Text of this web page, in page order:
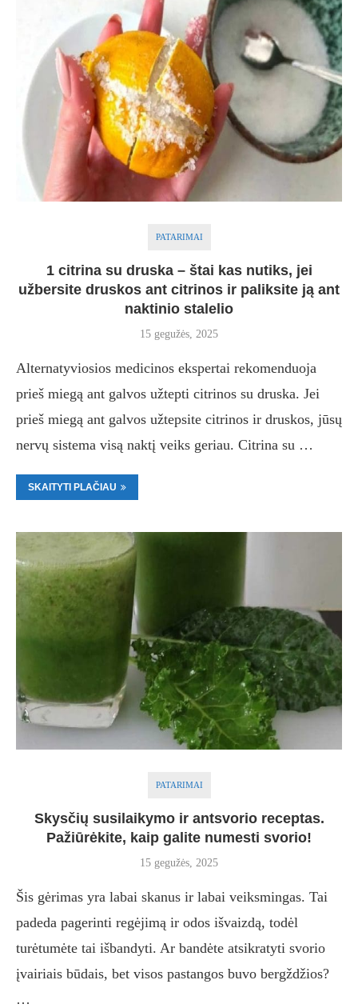
PATARIMAI
1 citrina su druska – štai kas nutiks, jei
užbersite druskos ant citrinos ir paliksite ją ant
naktinio stalelio
15 gegužės, 2025
Alternatyviosios medicinos ekspertai rekomenduoja
prieš miegą ant galvos užtepti citrinos su druska. Jei
prieš miegą ant galvos užtepsite citrinos ir druskos, jūsų
nervų sistema visą naktį veiks geriau. Citrina su …
SKAITYTI PLAČIAU
PATARIMAI
Skysčių susilaikymo ir antsvorio receptas.
Pažiūrėkite, kaip galite numesti svorio!
15 gegužės, 2025
Šis gėrimas yra labai skanus ir labai veiksmingas. Tai
padeda pagerinti regėjimą ir odos išvaizdą, todėl
turėtumėte tai išbandyti. Ar bandėte atsikratyti svorio
įvairiais būdais, bet visos pastangos buvo bergždžios?
…